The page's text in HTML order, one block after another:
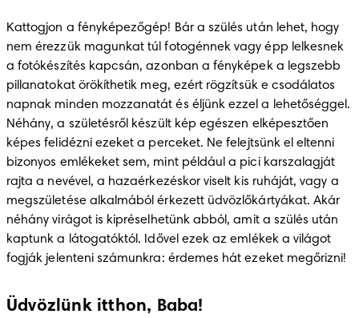
Kattogjon a fényképezőgép! Bár a szülés után lehet, hogy
nem érezzük magunkat túl fotogénnek vagy épp lelkesnek
a fotókészítés kapcsán, azonban a fényképek a legszebb
pillanatokat örökíthetik meg, ezért rögzítsük e csodálatos
napnak minden mozzanatát és éljünk ezzel a lehetőséggel.
Néhány, a születésről készült kép egészen elképesztően
képes felidézni ezeket a perceket. Ne felejtsünk el eltenni
bizonyos emlékeket sem, mint például a pici karszalagját
rajta a nevével, a hazaérkezéskor viselt kis ruháját, vagy a
megszületése alkalmából érkezett üdvözlőkártyákat. Akár
néhány virágot is kipréselhetünk abból, amit a szülés után
kaptunk a látogatóktól. Idővel ezek az emlékek a világot
fogják jelenteni számunkra: érdemes hát ezeket megőrizni!
Üdvözlünk itthon, Baba!